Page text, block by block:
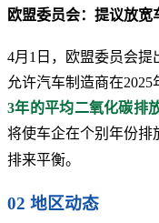
欧盟委员会：提议放宽
4月1日，欧盟委员会
允许汽车制造商在
3年的平均二氧化碳排
将使车企在个别年份排
排来平衡。
02 地区动态